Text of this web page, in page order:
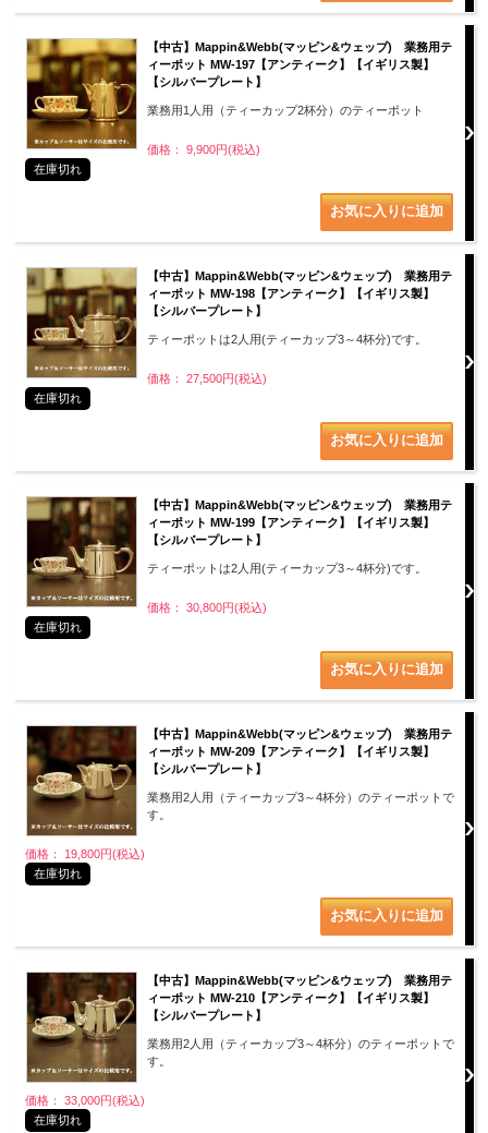
【中古】Mappin&Webb(マッピン&ウェッブ) 業務用テ
ィーポット MW-197【アンティーク】【イギリス製】
【シルバープレート】
業務用1人用（ティーカップ2杯分）のティーポット
価格： 9,900円(税込)
在庫切れ
【中古】Mappin&Webb(マッピン&ウェッブ) 業務用テ
ィーポット MW-198【アンティーク】【イギリス製】
【シルバープレート】
ティーポットは2人用(ティーカップ3～4杯分)です。
価格： 27,500円(税込)
在庫切れ
【中古】Mappin&Webb(マッピン&ウェッブ) 業務用テ
ィーポット MW-199【アンティーク】【イギリス製】
【シルバープレート】
ティーポットは2人用(ティーカップ3～4杯分)です。
価格： 30,800円(税込)
在庫切れ
【中古】Mappin&Webb(マッピン&ウェッブ) 業務用テ
ィーポット MW-209【アンティーク】【イギリス製】
【シルバープレート】
業務用2人用（ティーカップ3～4杯分）のティーポットで
す。
価格： 19,800円(税込)
在庫切れ
【中古】Mappin&Webb(マッピン&ウェッブ) 業務用テ
ィーポット MW-210【アンティーク】【イギリス製】
【シルバープレート】
業務用2人用（ティーカップ3～4杯分）のティーポットで
す。
価格： 33,000円(税込)
在庫切れ